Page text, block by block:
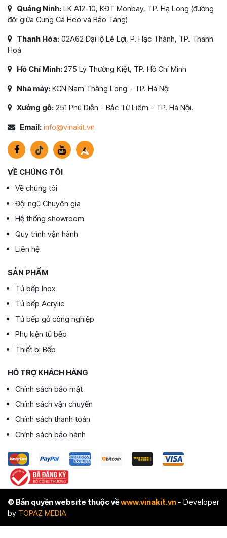
Quảng Ninh: LK A12-10, KĐT Monbay, TP. Hạ Long (đường
đôi giữa Cung Cá Heo và Bảo Tàng)
Thanh Hóa: 02A62 Đại lộ Lê Lợi, P. Hạc Thành, TP. Thanh
Hoá
Hồ Chí Minh:275 Lý Thường Kiệt, TP. Hồ Chí Minh
Nhà máy: KCN Nam Thăng Long - TP. Hà Nội
Xưởng gỗ: 251 Phú Diễn - Bắc Từ Liêm - TP. Hà Nội.
Email: info@vinakit.vn
VỀ CHÚNG TÔI
Về chúng tôi
Đội ngũ Chuyên gia
Hệ thống showroom
Quy trình vận hành
Liên hệ
SẢN PHẨM
Tủ bếp Inox
Tủ bếp Acrylic
Tủ bếp gỗ công nghiệp
Phụ kiện tủ bếp
Thiết bị Bếp
HỖ TRỢ KHÁCH HÀNG
Chính sách bảo mật
Chính sách vận chuyển
Chính sách thanh toán
Chính sách bảo hành
© Bản quyền website thuộc vềwww.vinakit.vn - Developer
by TOPAZ MEDIA